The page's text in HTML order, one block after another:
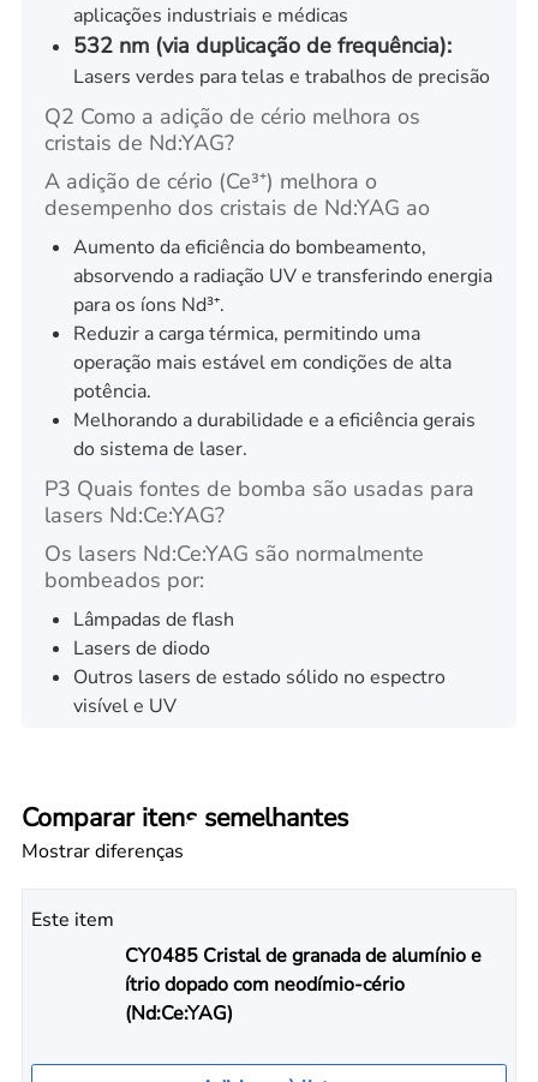
aplicações industriais e médicas
532 nm (via duplicação de frequência):
Lasers verdes para telas e trabalhos de precisão
Q2 Como a adição de cério melhora os
cristais de Nd:YAG?
A adição de cério (Ce³⁺) melhora o
desempenho dos cristais de Nd:YAG ao
Aumento da eficiência do bombeamento,
absorvendo a radiação UV e transferindo energia
para os íons Nd³⁺.
Reduzir a carga térmica, permitindo uma
operação mais estável em condições de alta
potência.
Melhorando a durabilidade e a eficiência gerais
do sistema de laser.
P3 Quais fontes de bomba são usadas para
lasers Nd:Ce:YAG?
Os lasers Nd:Ce:YAG são normalmente
bombeados por:
Lâmpadas de flash
Lasers de diodo
Outros lasers de estado sólido no espectro
visível e UV
Comparar itens semelhantes
Mostrar diferenças
Este item
CY0485 Cristal de granada de alumínio e
ítrio dopado com neodímio-cério
(Nd:Ce:YAG)